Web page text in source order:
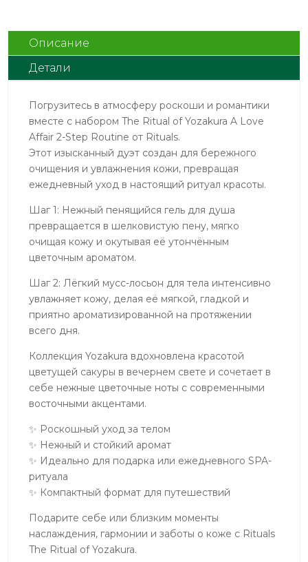
Love
Affair
2-
Step
Routine
Описание
Детали
Погрузитесь в атмосферу роскоши и романтики
вместе с набором The Ritual of Yozakura A Love
Affair 2-Step Routine от Rituals.
Этот изысканный дуэт создан для бережного
очищения и увлажнения кожи, превращая
ежедневный уход в настоящий ритуал красоты.
Шаг 1: Нежный пенящийся гель для душа
превращается в шелковистую пену, мягко
очищая кожу и окутывая её утончённым
цветочным ароматом.
Шаг 2: Лёгкий мусс-лосьон для тела интенсивно
увлажняет кожу, делая её мягкой, гладкой и
приятно ароматизированной на протяжении
всего дня.
Коллекция Yozakura вдохновлена красотой
цветущей сакуры в вечернем свете и сочетает в
себе нежные цветочные ноты с современными
восточными акцентами.
✨ Роскошный уход за телом
✨ Нежный и стойкий аромат
✨ Идеально для подарка или ежедневного SPA-
ритуала
✨ Компактный формат для путешествий
Подарите себе или близким моменты
наслаждения, гармонии и заботы о коже с Rituals
The Ritual of Yozakura.